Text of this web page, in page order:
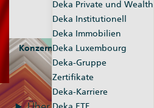
Konzernseiten
Deka Private und Wealth
Deka Institutionell
Deka Immobilien
Deka Luxembourg
Deka-Gruppe
Zertifikate
Deka-Karriere
Market-Maker